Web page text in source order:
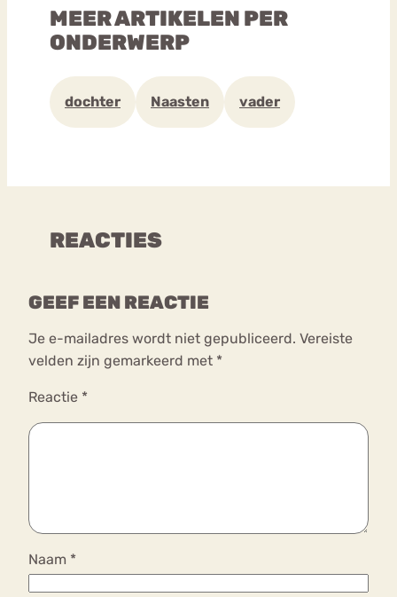
MEER ARTIKELEN PER
ONDERWERP
dochter Naasten vader
REACTIES
GEEF EEN REACTIE
Je e-mailadres wordt niet gepubliceerd. Vereiste
velden zijn gemarkeerd met *
Reactie *
Naam *